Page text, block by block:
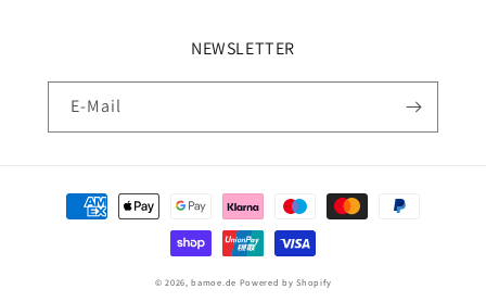
NEWSLETTER
E-Mail
Zahlungsmethoden
© 2026,bamoe.de Powered by Shopify